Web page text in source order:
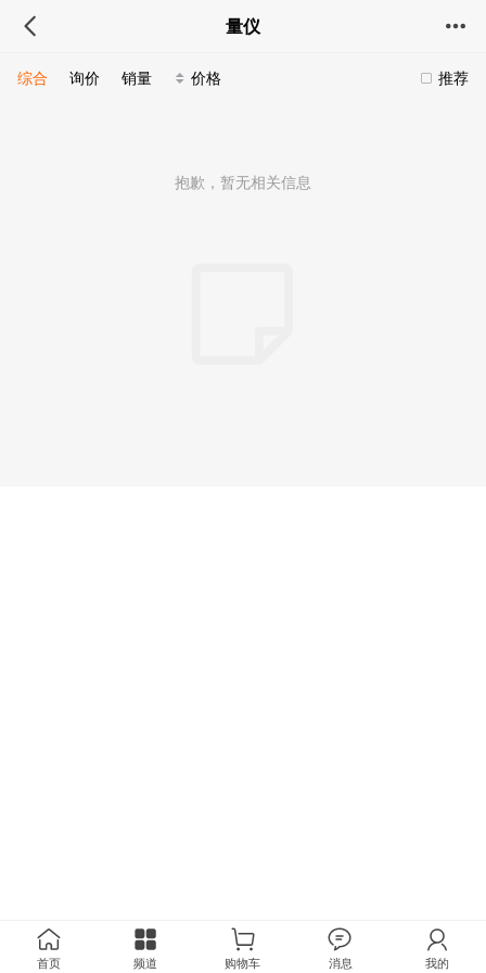
量仪
推荐
综合 询价 销量 价格
抱歉，暂无相关信息
首页 频道 购物车 消息 我的